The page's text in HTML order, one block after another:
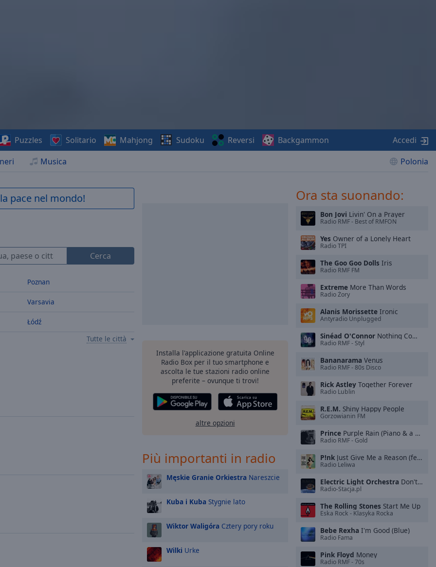
Musica Polonia
Puzzles Solitario Mahjong Sudoku Reversi Backgammon Accedi
pace nel mondo!
Cerca
Poznan
Varsavia
Łódź
Tutte le città
Installa l'applicazione gratuita Online
Radio Box per il tuo smartphone e
ascolta le tue stazioni radio online
preferite – ovunque ti trovi!
altre opzioni
Più importanti in radio
Męskie Granie Orkiestra Nareszcie
Kuba i Kuba Stygnie lato
Wiktor Waligóra Cztery pory roku
Wilki Urke
Ora sta suonando:
Bon Jovi Livin' On a Prayer
Radio RMF - Best of RMFON
Yes Owner of a Lonely Heart
Radio TPI
The Goo Goo Dolls Iris
Radio RMF FM
Extreme More Than Words
Radio Żory
Alanis Morissette Ironic
Antyradio Unplugged
Sinéad O'Connor Nothing Compares 2 U
Radio RMF - Styl
Bananarama Venus
Radio RMF - 80s Disco
Rick Astley Together Forever
Radio Lublin
R.E.M. Shiny Happy People
Gorzowianin FM
Prince Purple Rain (Piano & a Microphone 1983 Version)
Radio RMF - Gold
P!nk Just Give Me a Reason (feat. Nate Ruess)
Radio Leliwa
Electric Light Orchestra Don't Bring Me Down
Radio-Stacja.pl
The Rolling Stones Start Me Up
Eska Rock - Klasyka Rocka
Bebe Rexha I'm Good (Blue)
Radio Fama
Pink Floyd Money
Radio RMF - 70s